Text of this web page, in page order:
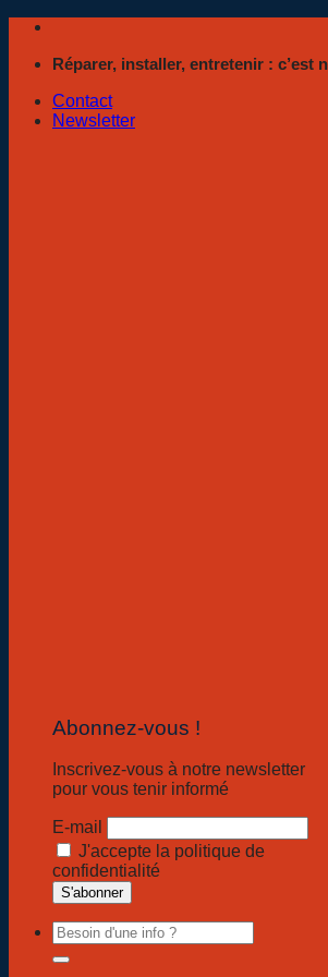
Passer
contenuRéparer, installer, entretenir : c’est
Contact
Newsletter
Abonnez-vous !
Inscrivez-vous à notre newsletter
pour vous tenir informé
E-mail
J'accepte la politique de
confidentialité